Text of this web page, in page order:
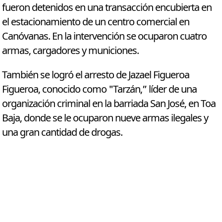
fueron detenidos en una transacción encubierta en
el estacionamiento de un centro comercial en
Canóvanas. En la intervención se ocuparon cuatro
armas, cargadores y municiones.
También se logró el arresto de Jazael Figueroa
Figueroa, conocido como "Tarzán,” líder de una
organización criminal en la barriada San José, en Toa
Baja, donde se le ocuparon nueve armas ilegales y
una gran cantidad de drogas.